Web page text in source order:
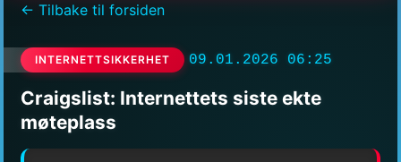
← Tilbake til forsiden
INTERNETTSIKKERHET 09.01.2026 06:25
Craigslist: Internettets siste ekte
møteplass